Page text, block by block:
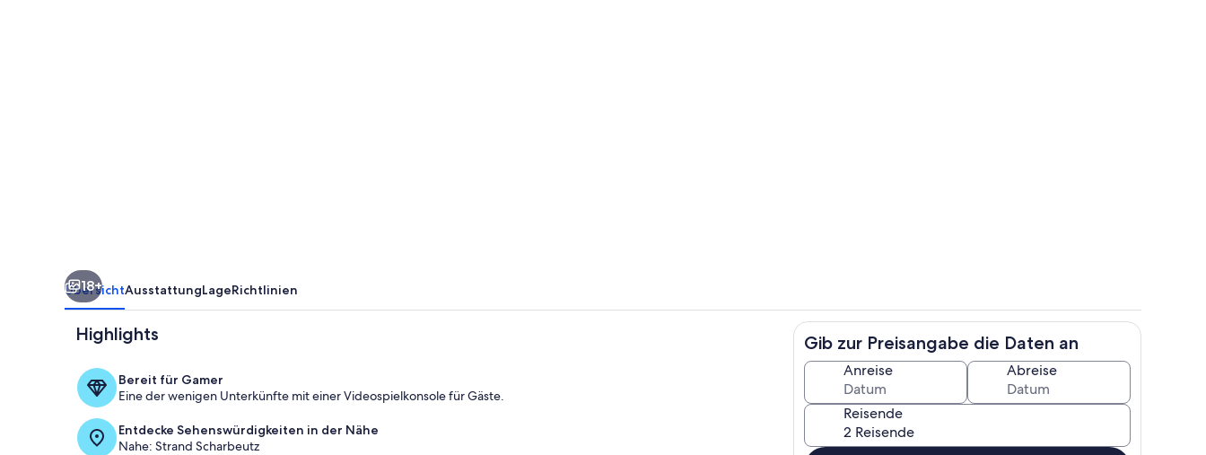
Haus Seeburg Ferienwohnung Nr.01
Haus Seeburg Ferienwohnung Nr.01 Haus Seeburg Ferienwohnung Nr.01
18+
ÜbersichtAusstattungLageRichtlinien
Highlights
Bereit für Gamer
Eine der wenigen Unterkünfte mit einer Videospielkonsole für Gäste.
Entdecke Sehenswürdigkeiten in der Nähe
Nahe: Strand Scharbeutz
Gib zur Preisangabe die Daten an
Anreise Abreise
Reisende